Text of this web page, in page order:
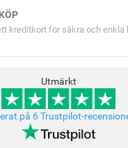
kreditkort för säkra och enkla
Utmärkt
på 6 Trustpilot-